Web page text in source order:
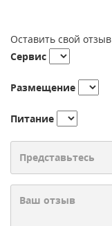
Оставить свой отзыв
Сервис
Размещение
Питание